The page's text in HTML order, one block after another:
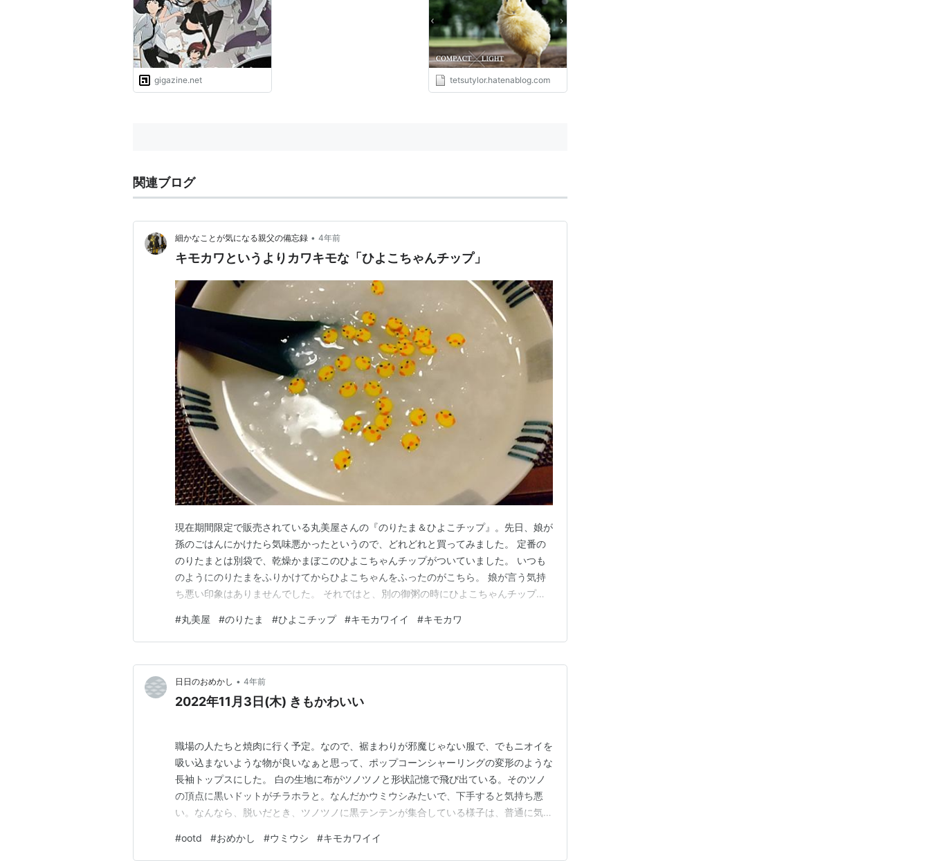
gigazine.net tetsutylor.hatenablog.com
関連ブログ
細かなことが気になる親父の備忘録 • 4年前
キモカワというよりカワキモな「ひよこちゃんチップ」
現在期間限定で販売されている丸美屋さんの『のりたま＆ひよこチップ』。先日、娘が
孫のごはんにかけたら気味悪かったというので、どれどれと買ってみました。 定番の
のりたまとは別袋で、乾燥かまぼこのひよこちゃんチップがついていました。 いつも
のようにのりたまをふりかけてからひよこちゃんをふったのがこちら。 娘が言う気持
ち悪い印象はありませんでした。 それではと、別の御粥の時にひよこちゃんチップだ
ど、ひよこちゃんも大勢集まると目がきになりました。「キモかわいい」という言葉も
聞きますが、これは可愛いけれどキモいって感じでしょうか。…
#丸美屋 #のりたま #ひよこチップ #キモカワイイ #キモカワ
日日のおめかし • 4年前
2022年11月3日(木) きもかわいい
職場の人たちと焼肉に行く予定。なので、裾まわりが邪魔じゃない服で、でもニオイを
吸い込まないような物が良いなぁと思って、ポップコーンシャーリングの変形のような
長袖トップスにした。 白の生地に布がツノツノと形状記憶で飛び出ている。そのツノ
の頂点に黒いドットがチラホラと。なんだかウミウシみたいで、下手すると気持ち悪
い。なんなら、脱いだとき、ツノツノに黒テンテンが集合している様子は、普通に気持
だったのはいつの時だろうか。 うっすらと透ける生地なので、中に白いボトルネック
#ootd #おめかし #ウミウシ #キモカワイイ